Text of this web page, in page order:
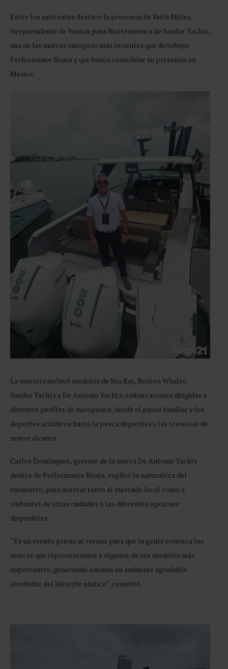
Entre los asistentes destacó la presencia de Keith Miller,
vicepresidente de Ventas para Norteamérica de Saxdor Yachts,
una de las marcas europeas más recientes que distribuye
Performance Boats y que busca consolidar su presencia en
México.
La muestra incluyó modelos de Sea Ray, Boston Whaler,
Saxdor Yachts y De Antonio Yachts, embarcaciones dirigidas a
distintos perfiles de navegación, desde el paseo familiar y los
deportes acuáticos hasta la pesca deportiva y las travesías de
mayor alcance.
Carlos Domínguez, gerente de la marca De Antonio Yachts
dentro de Performance Boats, explicó la naturaleza del
encuentro, para acercar tanto al mercado local como a
visitantes de otras ciudades a las diferentes opciones
disponibles.
“Es un evento previo al verano para que la gente conozca las
marcas que representamos y algunos de sus modelos más
importantes, generando además un ambiente agradable
alrededor del lifestyle náutico”, comentó.